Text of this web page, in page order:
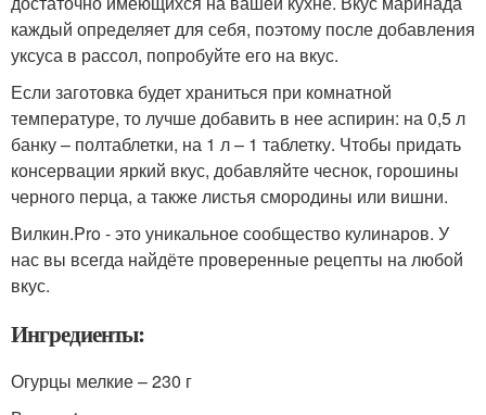
каждый определяет для себя, поэтому после добавления
уксуса в рассол, попробуйте его на вкус.
Если заготовка будет храниться при комнатной
температуре, то лучше добавить в нее аспирин: на 0,5 л
банку – полтаблетки, на 1 л – 1 таблетку. Чтобы придать
консервации яркий вкус, добавляйте чеснок, горошины
черного перца, а также листья смородины или вишни.
Вилкин.Pro - это уникальное сообщество кулинаров. У
нас вы всегда найдёте проверенные рецепты на любой
вкус.
Ингредиенты:
Огурцы мелкие – 230 г